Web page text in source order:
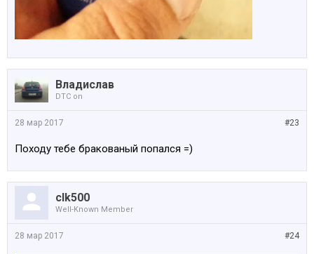
Владислав
DTC on
#23
28 мар 2017
Походу тебе бракованый попался =)
clk500
Well-Known Member
#24
28 мар 2017